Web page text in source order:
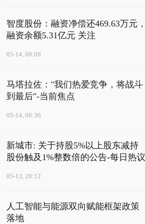
智度股份：融资净偿还469.63万元，
融资余额5.31亿元 关注
05-14, 09:09
马塔拉佐："我们热爱竞争，将战斗
到最后"-当前焦点
05-14, 06:36
新城市: 关于持股5%以上股东减持
股份触及1%整数倍的公告-每日热议
05-13, 20:12
人工智能与能源双向赋能框架政策
落地